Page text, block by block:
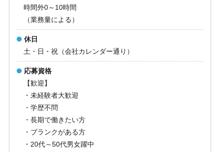
時間外0～10時間
（業務量による）
休日
土・日・祝（会社カレンダー通り）
応募資格
【歓迎】
・未経験者大歓迎
・学歴不問
・長期で働きたい方
・ブランクがある方
・20代～50代男女躍中